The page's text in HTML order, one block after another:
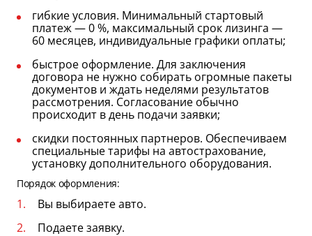
гибкие условия. Минимальный стартовый
платеж — 0 %, максимальный срок лизинга —
60 месяцев, индивидуальные графики оплаты;
быстрое оформление. Для заключения
договора не нужно собирать огромные пакеты
документов и ждать неделями результатов
рассмотрения. Согласование обычно
происходит в день подачи заявки;
скидки постоянных партнеров. Обеспечиваем
специальные тарифы на автострахование,
установку дополнительного оборудования.
Порядок оформления:
Вы выбираете авто.
Подаете заявку.